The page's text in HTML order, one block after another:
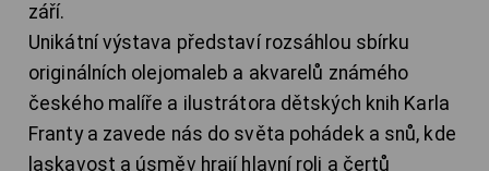
září.
Unikátní výstava představí rozsáhlou sbírku
originálních olejomaleb a akvarelů známého
českého malíře a ilustrátora dětských knih Karla
Franty a zavede nás do světa pohádek a snů, kde
laskavost a úsměv hrají hlavní roli a čertů